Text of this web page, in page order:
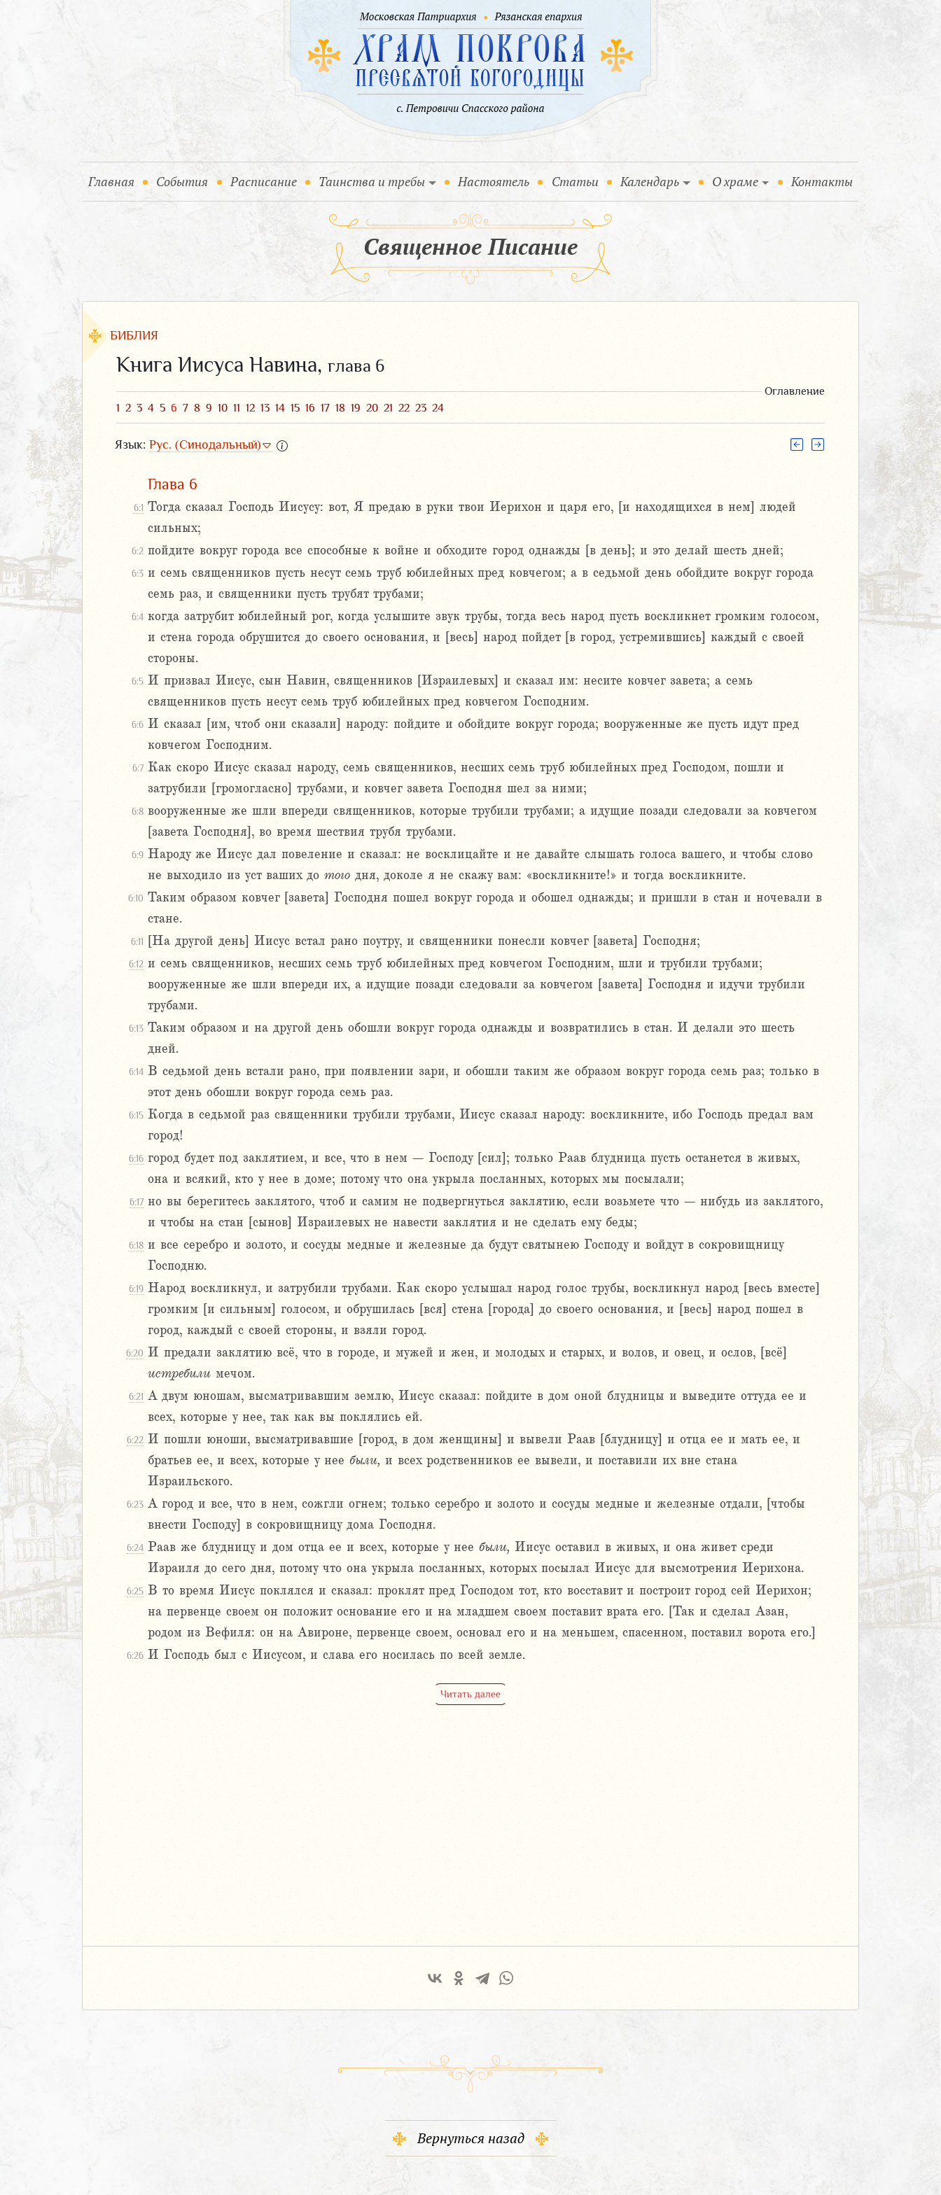
Главная (current)
События (current)
Расписание Таинства и требы Настоятель Статьи Календарь О храме Контакты
Священное Писание
БИБЛИЯ
Иеремии
Книга Иисуса Навина, глава 6
Оглавление
1 2 3 4 5 6 7 8 9 10 11 12 13 14 15 16 17 18 19 20 21 22 23 24
Язык: Рус. (Синодальный)
Глава 6
6:1 Тогда сказал Господь Иисусу: вот, Я предаю в руки твои Иерихон и царя его, [и находящихся в нем] людей
сильных;
6:2 пойдите вокруг города все способные к войне и обходите город однажды [в день]; и это делай шесть дней;
6:3 и семь священников пусть несут семь труб юбилейных пред ковчегом; а в седьмой день обойдите вокруг города
семь раз, и священники пусть трубят трубами;
6:4 когда затрубит юбилейный рог, когда услышите звук трубы, тогда весь народ пусть воскликнет громким голосом,
и стена города обрушится до своего основания, и [весь] народ пойдет [в город, устремившись] каждый с своей
стороны.
6:5 И призвал Иисус, сын Навин, священников [Израилевых] и сказал им: несите ковчег завета; а семь
священников пусть несут семь труб юбилейных пред ковчегом Господним.
6:6 И сказал [им, чтоб они сказали] народу: пойдите и обойдите вокруг города; вооруженные же пусть идут пред
ковчегом Господним.
6:7 Как скоро Иисус сказал народу, семь священников, несших семь труб юбилейных пред Господом, пошли и
затрубили [громогласно] трубами, и ковчег завета Господня шел за ними;
6:8 вооруженные же шли впереди священников, которые трубили трубами; а идущие позади следовали за ковчегом
[завета Господня], во время шествия трубя трубами.
6:9 Народу же Иисус дал повеление и сказал: не восклицайте и не давайте слышать голоса вашего, и чтобы слово
не выходило из уст ваших до того дня, доколе я не скажу вам: «воскликните!» и тогда воскликните.
6:10 Таким образом ковчег [завета] Господня пошел вокруг города и обошел однажды; и пришли в стан и ночевали в
стане.
6:11 [На другой день] Иисус встал рано поутру, и священники понесли ковчег [завета] Господня;
6:12 и семь священников, несших семь труб юбилейных пред ковчегом Господним, шли и трубили трубами;
вооруженные же шли впереди их, а идущие позади следовали за ковчегом [завета] Господня и идучи трубили
трубами.
6:13 Таким образом и на другой день обошли вокруг города однажды и возвратились в стан. И делали это шесть
дней.
6:14 В седьмой день встали рано, при появлении зари, и обошли таким же образом вокруг города семь раз; только в
этот день обошли вокруг города семь раз.
6:15 Когда в седьмой раз священники трубили трубами, Иисус сказал народу: воскликните, ибо Господь предал вам
город!
6:16 город будет под заклятием, и все, что в нем – Господу [сил]; только Раав блудница пусть останется в живых,
она и всякий, кто у нее в доме; потому что она укрыла посланных, которых мы посылали;
6:17 но вы берегитесь заклятого, чтоб и самим не подвергнуться заклятию, если возьмете что – нибудь из заклятого,
и чтобы на стан [сынов] Израилевых не навести заклятия и не сделать ему беды;
6:18 и все серебро и золото, и сосуды медные и железные да будут святынею Господу и войдут в сокровищницу
Господню.
6:19 Народ воскликнул, и затрубили трубами. Как скоро услышал народ голос трубы, воскликнул народ [весь вместе]
громким [и сильным] голосом, и обрушилась [вся] стена [города] до своего основания, и [весь] народ пошел в
город, каждый с своей стороны, и взяли город.
6:20 И предали заклятию всё, что в городе, и мужей и жен, и молодых и старых, и волов, и овец, и ослов, [всё]
истребили мечом.
6:21 А двум юношам, высматривавшим землю, Иисус сказал: пойдите в дом оной блудницы и выведите оттуда ее и
всех, которые у нее, так как вы поклялись ей.
6:22 И пошли юноши, высматривавшие [город, в дом женщины] и вывели Раав [блудницу] и отца ее и мать ее, и
братьев ее, и всех, которые у нее были, и всех родственников ее вывели, и поставили их вне стана
Израильского.
6:23 А город и все, что в нем, сожгли огнем; только серебро и золото и сосуды медные и железные отдали, [чтобы
внести Господу] в сокровищницу дома Господня.
6:24 Раав же блудницу и дом отца ее и всех, которые у нее были, Иисус оставил в живых, и она живет среди
Израиля до сего дня, потому что она укрыла посланных, которых посылал Иисус для высмотрения Иерихона.
6:25 В то время Иисус поклялся и сказал: проклят пред Господом тот, кто восставит и построит город сей Иерихон;
на первенце своем он положит основание его и на младшем своем поставит врата его. [Так и сделал Азан,
родом из Вефиля: он на Авироне, первенце своем, основал его и на меньшем, спасенном, поставил ворота его.]
6:26 И Господь был с Иисусом, и слава его носилась по всей земле.
Читать далее
Вернуться назад